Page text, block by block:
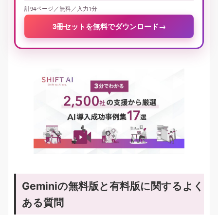
計94ページ／無料／入力1分
3冊セットを無料でダウンロード→
Geminiの無料版と有料版に関するよく
ある質問